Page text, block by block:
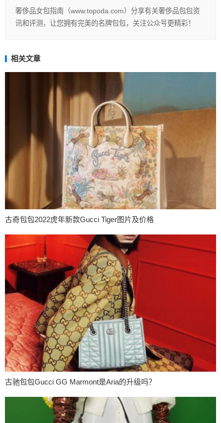
奢侈品女包指南（www.topoda.com）分享有关奢侈品包包资
讯和评测，让您拥有完美的名牌包包，关注公众号更精彩！
相关文章
古奇包包2022虎年新款Gucci Tiger图片及价格
古驰包包Gucci GG Marmont是Aria的升级吗？